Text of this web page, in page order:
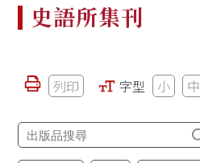
史語所集刊
列印 字型 小 中